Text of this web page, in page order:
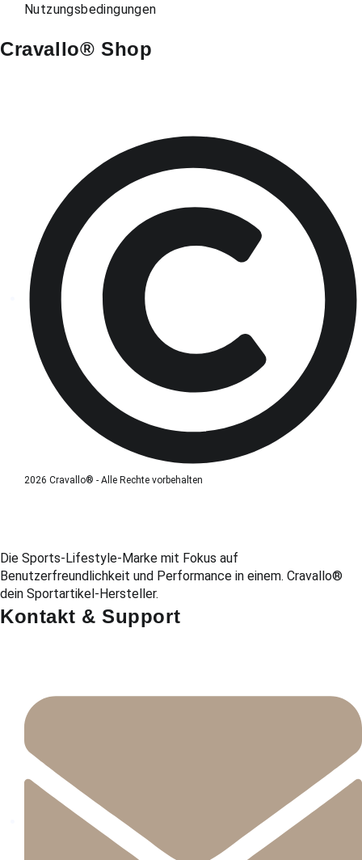
Nutzungsbedingungen
Cravallo® Shop
2026 Cravallo® - Alle Rechte vorbehalten
Die Sports-Lifestyle-Marke mit Fokus auf
Benutzerfreundlichkeit und Performance in einem. Cravallo®
dein Sportartikel-Hersteller.
Kontakt & Support